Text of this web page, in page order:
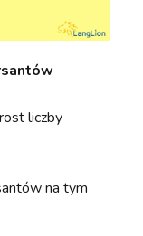
liczby
na tym